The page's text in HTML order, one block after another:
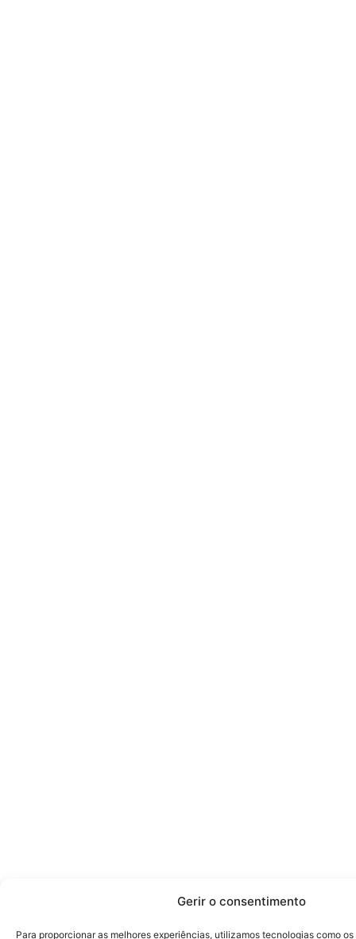
Gerir o consentimento
Para proporcionar as melhores experiências, utilizamos tecnologias como